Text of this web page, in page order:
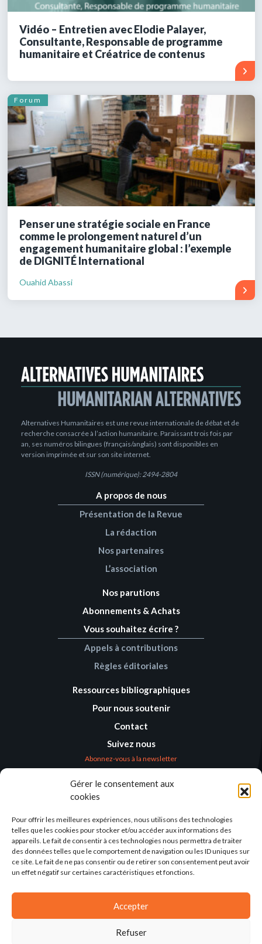
Gérer le consentement aux
cookies
Pour offrir les meilleures expériences, nous utilisons des technologies
telles que les cookies pour stocker et/ou accéder aux informations des
appareils. Le fait de consentir à ces technologies nous permettra de traiter
des données telles que le comportement de navigation ou les ID uniques sur
ce site. Le fait de ne pas consentir ou de retirer son consentement peut avoir
un effet négatif sur certaines caractéristiques et fonctions.
Accepter
Refuser
Vidéo – Entretien avec Elodie Palayer,
Consultante, Responsable de programme
humanitaire et Créatrice de contenus
Forum
Penser une stratégie sociale en France
comme le prolongement naturel d’un
engagement humanitaire global : l’exemple
de DIGNITÉ International
Ouahid Abassi
Alternatives Humanitaires est une revue internationale de débat et de
recherche consacrée à l’action humanitaire. Paraissant trois fois par
an, ses numéros bilingues (français/anglais) sont disponibles en
version imprimée et sur son site internet.
ISSN (numérique): 2494-2804
A propos de nous
Présentation de la Revue
La rédaction
Nos partenaires
L’association
Nos parutions
Abonnements & Achats
Vous souhaitez écrire ?
Appels à contributions
Règles éditoriales
Ressources bibliographiques
Pour nous soutenir
Contact
Suivez nous
Abonnez-vous à la newsletter
Humanitaires –
Humanitarian
Alternatives
138 avenue des Frères
Lumière – CS 88379